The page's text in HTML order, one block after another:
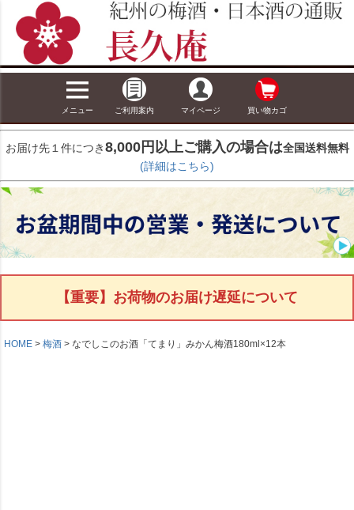
メニュー ご利用案内 マイページ 買い物カゴ
お届け先１件につき8,000円以上ご購入の場合は全国送料無料
(詳細はこちら)
【重要】お荷物のお届け遅延について
HOME 梅酒 なでしこのお酒「てまり」みかん梅酒180ml×12本